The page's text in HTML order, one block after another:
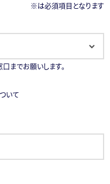
※は必須項目となります
口までお願いします。
いて